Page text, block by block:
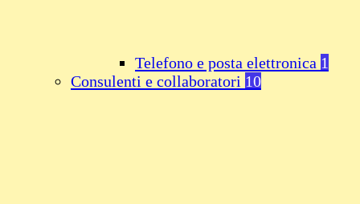
Telefono e posta elettronica 1
Consulenti e collaboratori 10